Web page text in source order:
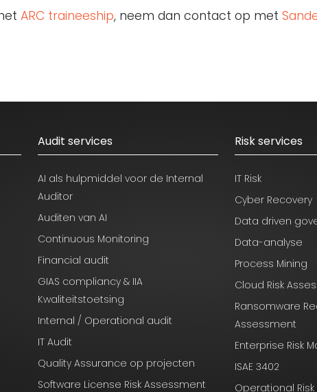
ARC traineeship, neem dan contact op met
Audit services
AI als hulpmiddel voor de Internal
Auditor
Auditen van AI
Continuous Monitoring
Financial audit
GIAS compliancy & IIA
Kwaliteitstoetsing
Internal / Operational audit
IT Audit
Quality Assurance op projecten
Software License Risk Assessment
Risk services
IT Risk
Cyber Recovery
Data driven
Data-analyse
Process Mining
Cloud Risk
Ransomware
Assessment
Enterprise Risk
ISAE 3402
Operational